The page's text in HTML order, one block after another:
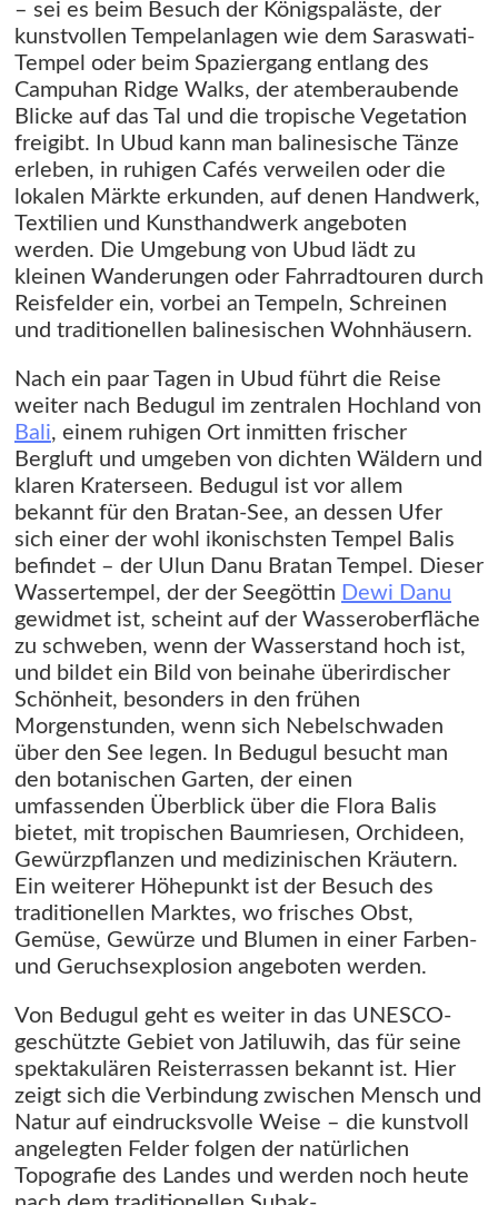
– sei es beim Besuch der Königspaläste, der
kunstvollen Tempelanlagen wie dem Saraswati-
Tempel oder beim Spaziergang entlang des
Campuhan Ridge Walks, der atemberaubende
Blicke auf das Tal und die tropische Vegetation
freigibt. In Ubud kann man balinesische Tänze
erleben, in ruhigen Cafés verweilen oder die
lokalen Märkte erkunden, auf denen Handwerk,
Textilien und Kunsthandwerk angeboten
werden. Die Umgebung von Ubud lädt zu
kleinen Wanderungen oder Fahrradtouren durch
Reisfelder ein, vorbei an Tempeln, Schreinen
und traditionellen balinesischen Wohnhäusern.
Nach ein paar Tagen in Ubud führt die Reise
weiter nach Bedugul im zentralen Hochland von
Bali, einem ruhigen Ort inmitten frischer
Bergluft und umgeben von dichten Wäldern und
klaren Kraterseen. Bedugul ist vor allem
bekannt für den Bratan-See, an dessen Ufer
sich einer der wohl ikonischsten Tempel Balis
befindet – der Ulun Danu Bratan Tempel. Dieser
Wassertempel, der der Seegöttin Dewi Danu
gewidmet ist, scheint auf der Wasseroberfläche
zu schweben, wenn der Wasserstand hoch ist,
und bildet ein Bild von beinahe überirdischer
Schönheit, besonders in den frühen
Morgenstunden, wenn sich Nebelschwaden
über den See legen. In Bedugul besucht man
den botanischen Garten, der einen
umfassenden Überblick über die Flora Balis
bietet, mit tropischen Baumriesen, Orchideen,
Gewürzpflanzen und medizinischen Kräutern.
Ein weiterer Höhepunkt ist der Besuch des
traditionellen Marktes, wo frisches Obst,
Gemüse, Gewürze und Blumen in einer Farben-
und Geruchsexplosion angeboten werden.
Von Bedugul geht es weiter in das UNESCO-
geschützte Gebiet von Jatiluwih, das für seine
spektakulären Reisterrassen bekannt ist. Hier
zeigt sich die Verbindung zwischen Mensch und
Natur auf eindrucksvolle Weise – die kunstvoll
angelegten Felder folgen der natürlichen
Topografie des Landes und werden noch heute